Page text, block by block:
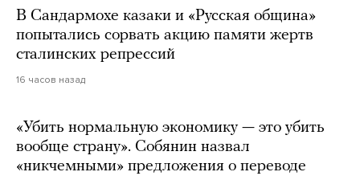
В Сандармохе казаки и «Русская община»
попытались сорвать акцию памяти жертв
сталинских репрессий
16 часов назад
«Убить нормальную экономику — это убить
вообще страну». Собянин назвал
«никчемными» предложения о переводе